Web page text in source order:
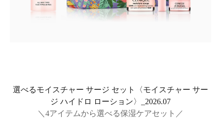
選べるモイスチャー サージ セット〈モイスチャー サー
ジ ハイドロ ローション〉_2026.07
＼4アイテムから選べる保湿ケアセット／